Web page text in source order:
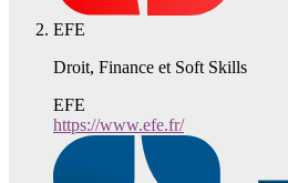
EFE
Droit, Finance et Soft Skills
EFE
https://www.efe.fr/